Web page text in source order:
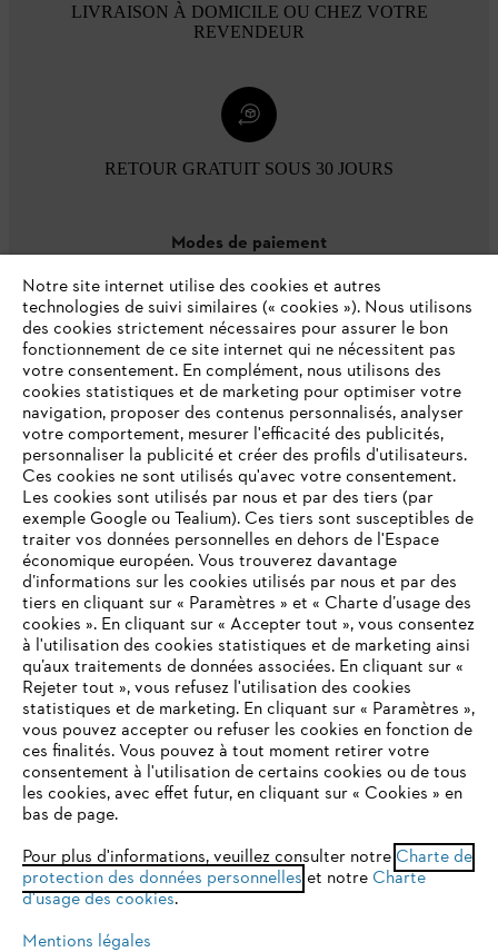
LIVRAISON À DOMICILE OU CHEZ VOTRE
REVENDEUR
RETOUR GRATUIT SOUS 30 JOURS
Modes de paiement
L'Entreprise
Questions / Réponses
Service
Conditions Générales de Vente
Mentions légales Cookies
Conditions de garantie
VOTRE NAVIGATEUR INTERNET
N'EST PLUS PRIS EN CHARGE
Vous utilisez un navigateur Internet que nous ne prenons plus
en charge, et certaines fonctionnalités de notre site ne
peuvent fonctionner correctement. Pour une utilisation
optimale de notre site, nous vous recommandons de passer à
l'un des navigateurs suivants :
Notre site internet utilise des cookies et autres
technologies de suivi similaires (« cookies »). Nous utilisons
des cookies strictement nécessaires pour assurer le bon
fonctionnement de ce site internet qui ne nécessitent pas
votre consentement. En complément, nous utilisons des
cookies statistiques et de marketing pour optimiser votre
navigation, proposer des contenus personnalisés, analyser
votre comportement, mesurer l'efficacité des publicités,
personnaliser la publicité et créer des profils d'utilisateurs.
Ces cookies ne sont utilisés qu'avec votre consentement.
Les cookies sont utilisés par nous et par des tiers (par
exemple Google ou Tealium). Ces tiers sont susceptibles de
traiter vos données personnelles en dehors de l'Espace
économique européen. Vous trouverez davantage
d’informations sur les cookies utilisés par nous et par des
tiers en cliquant sur « Paramètres » et « Charte d’usage des
cookies ». En cliquant sur « Accepter tout », vous consentez
à l'utilisation des cookies statistiques et de marketing ainsi
qu’aux traitements de données associées. En cliquant sur «
Rejeter tout », vous refusez l'utilisation des cookies
statistiques et de marketing. En cliquant sur « Paramètres »,
vous pouvez accepter ou refuser les cookies en fonction de
ces finalités. Vous pouvez à tout moment retirer votre
consentement à l'utilisation de certains cookies ou de tous
les cookies, avec effet futur, en cliquant sur « Cookies » en
bas de page.
Pour plus d'informations, veuillez consulter notre Charte de
protection des données personnelles et notre Charte
d'usage des cookies.
Mentions légales